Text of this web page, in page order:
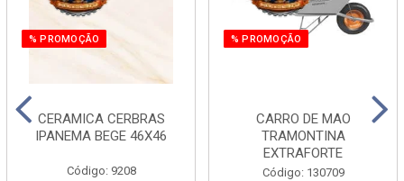
% PROMOÇÃO
CERAMICA CERBRAS
IPANEMA BEGE 46X46
Código: 9208
% PROMOÇÃO
CARRO DE MAO
TRAMONTINA
EXTRAFORTE
Código: 130709